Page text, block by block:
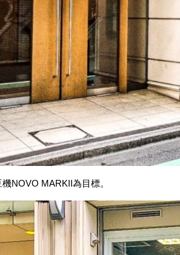
NOVO MARKII為目標。